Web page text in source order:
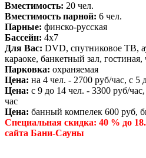
Вместимость: 20 чел.
Вместимость парной: 6 чел.
Парные: финско-русская
Бассейн: 4х7
Для Вас: DVD, спутниковое ТВ,
караоке, банкетный зал,
Парковка: охраняемая
Цена: на 4 чел. - 2700 руб/час, с 5
Цена: с 9 до 14 чел. - 3300 руб/
час
Цена: банный компелек 600 руб,
Специальная скидка: 40 % до
сайта Бани-Сауны